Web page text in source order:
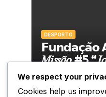
DESPORTO
𝗙𝘂𝗻𝗱𝗮𝗰̧𝗮̃𝗼
𝑀𝑖𝑠𝑠𝑎̃𝑜 #5
𝑁𝑜𝑠𝑠𝑎 𝑇𝑒𝑟𝑟𝑎”
05.08.2026
We respect your
Cookies help us